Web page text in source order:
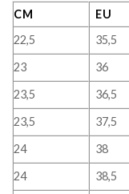
CM EU
22,5
35,5
23
36
23,5
36,5
23,5
37,5
24
38
24
38,5